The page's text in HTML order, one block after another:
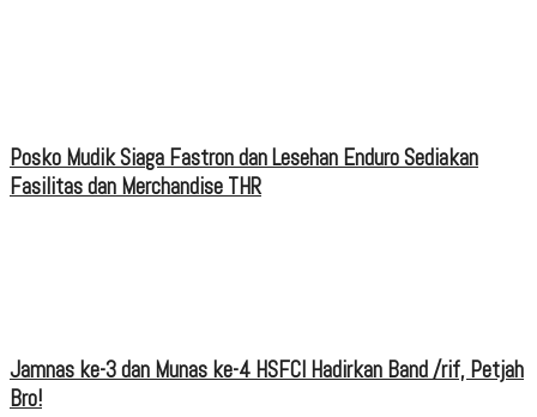
Posko Mudik Siaga Fastron dan Lesehan Enduro Sediakan
Fasilitas dan Merchandise THR
Jamnas ke-3 dan Munas ke-4 HSFCI Hadirkan Band /rif, Petjah
Bro!